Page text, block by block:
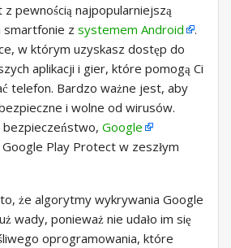
pewnością najpopularniejszą
smartfonie z systemem Android
.
w którym uzyskasz dostęp do
aplikacji i gier, które pomogą Ci
telefon. Bardzo ważne jest, aby
i wolne od wirusów.
bezpieczeństwo, Google
Play Protect w zeszłym
że algorytmy wykrywania Google
wady, ponieważ nie udało im się
oprogramowania, które